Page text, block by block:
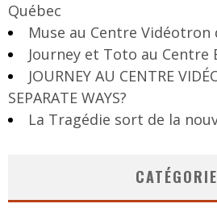
Québec
Muse au Centre Vidéotron
Journey et Toto au Centre
JOURNEY AU CENTRE
SEPARATE WAYS?
La Tragédie sort de la